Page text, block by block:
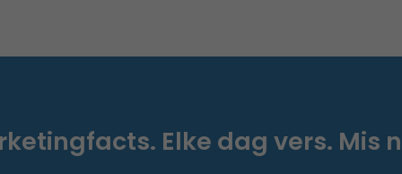
Elke dag vers. Mis